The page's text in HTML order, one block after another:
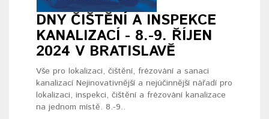
DNY ČIŠTĚNÍ A INSPEKCE
KANALIZACÍ - 8.-9. ŘÍJEN
2024 V BRATISLAVĚ
Vše pro lokalizaci, čištění, frézování a sanaci
kanalizací Nejinovativnější a nejúčinnější nářadí pro
lokalizaci, inspekci, čištění a frézování kanalizace
na jednom místě. 8.-9..